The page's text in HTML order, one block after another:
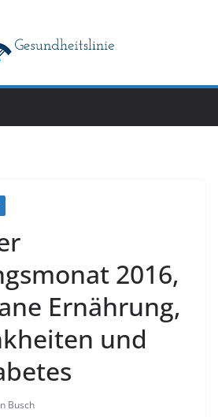
2016,
Ernährung,
und
Busch